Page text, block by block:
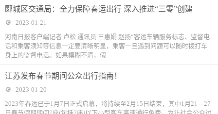
郾城区交通局：全力保障春运出行 深入推进“三零”创建
2023-01-21
河南日报客户端记者 卢松 通讯员 王惠娟 赵扬“客运车辆服务标志、监督电
话和乘客须知等信息一定要清晰明显，乘客一旦遇到问题可以随时拨打车
身上的监督电话。如果模糊不清，假
江苏发布春节期间公众出行指南！
2023-01-20
2023年春运已于1月7日正式启幕，将持续至2月15日结束，其中1月21—27